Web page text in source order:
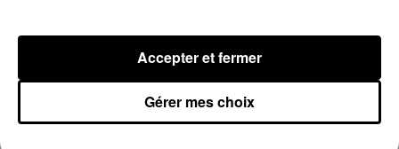
Gérer mes choix
Accepter et fermer